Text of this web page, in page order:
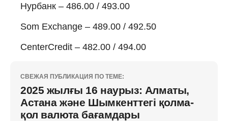
Нурбанк – 486.00 / 493.00
Som Exchange – 489.00 / 492.50
CenterCredit – 482.00 / 494.00
СВЕЖАЯ ПУБЛИКАЦИЯ ПО ТЕМЕ:
2025 жылғы 16 наурыз: Алматы,
Астана және Шымкенттегі қолма-
қол валюта бағамдары